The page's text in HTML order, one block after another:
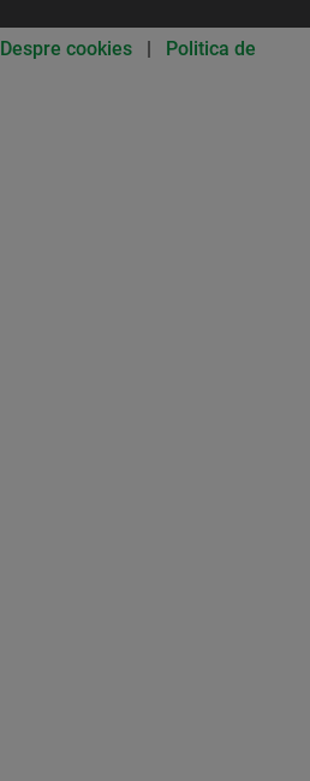
Despre cookies | Politica de